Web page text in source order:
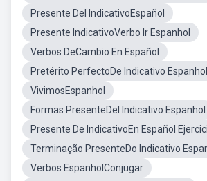
Presente Del IndicativoEspañol
Presente IndicativoVerbo Ir Espanhol
Verbos DeCambio En Español
Pretérito PerfectoDe Indicativo Espanhol
VivimosEspanhol
Formas PresenteDel Indicativo Espanhol
Presente De IndicativoEn Español
Terminação PresenteDo Indicativo
Verbos EspanholConjugar